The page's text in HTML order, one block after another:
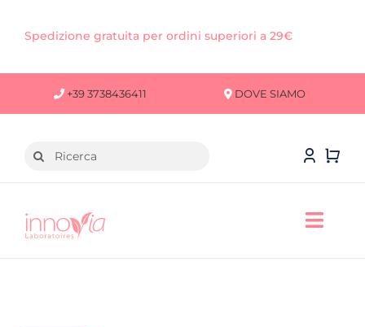
Spedizione gratuita per ordini superiori a 29€
+39 3738436411 DOVE SIAMO
Cerca